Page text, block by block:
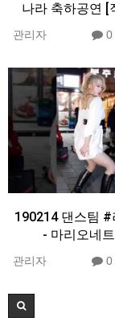
나라 축하공연 [
관리자
190214 댄스팀 #
- 마리오네
관리자